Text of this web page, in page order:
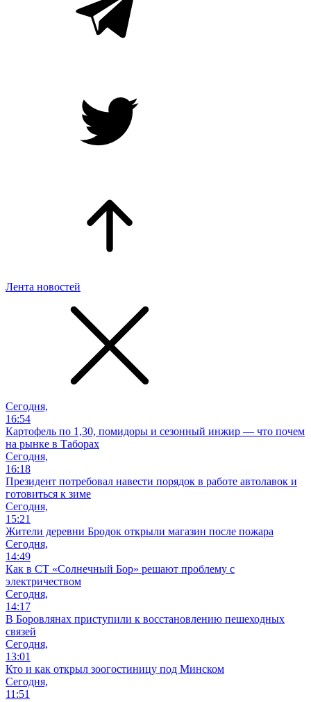
Лента новостей
Сегодня,
16:54
Картофель по 1,30, помидоры и сезонный инжир — что почем
на рынке в Таборах
Сегодня,
16:18
Президент потребовал навести порядок в работе автолавок и
готовиться к зиме
Сегодня,
15:21
Жители деревни Бродок открыли магазин после пожара
Сегодня,
14:49
Как в СТ «Солнечный Бор» решают проблему с
электричеством
Сегодня,
14:17
В Боровлянах приступили к восстановлению пешеходных
связей
Сегодня,
13:01
Кто и как открыл зоогостиницу под Минском
Сегодня,
11:51